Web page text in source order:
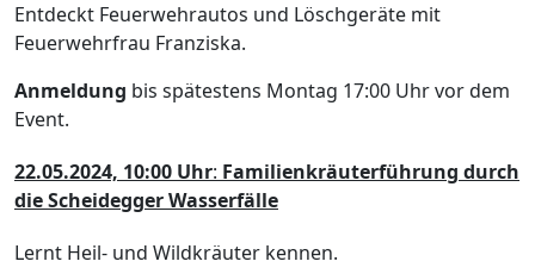
Entdeckt Feuerwehrautos und Löschgeräte mit
Feuerwehrfrau Franziska.
Anmeldung bis spätestens Montag 17:00 Uhr vor dem
Event.
22.05.2024, 10:00 Uhr: Familienkräuterführung durch
die Scheidegger Wasserfälle
Lernt Heil- und Wildkräuter kennen.